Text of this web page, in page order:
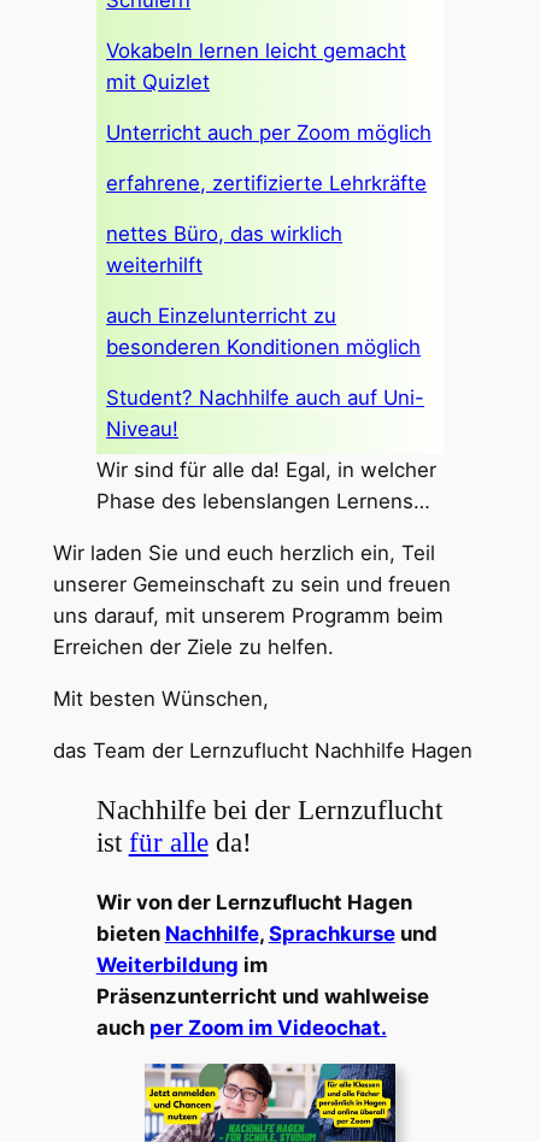
Vokabeln lernen leicht gemacht
mit Quizlet
Unterricht auch per Zoom möglich
erfahrene, zertifizierte Lehrkräfte
nettes Büro, das wirklich
weiterhilft
auch Einzelunterricht zu
besonderen Konditionen möglich
Student? Nachhilfe auch auf Uni-
Niveau!
Wir sind für alle da! Egal, in welcher
Phase des lebenslangen Lernens…
Wir laden Sie und euch herzlich ein, Teil
unserer Gemeinschaft zu sein und freuen
uns darauf, mit unserem Programm beim
Erreichen der Ziele zu helfen.
Mit besten Wünschen,
das Team der Lernzuflucht Nachhilfe Hagen
Nachhilfe bei der Lernzuflucht
ist für alleda!
Wir von der Lernzuflucht Hagen
bieten Nachhilfe, Sprachkurseund
Weiterbildung im
Präsenzunterricht und wahlweise
auch per Zoom im Videochat.